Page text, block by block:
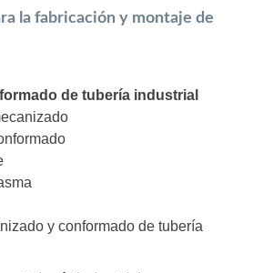
la fabricación y montaje de
de tubería industrial
y conformado de tubería